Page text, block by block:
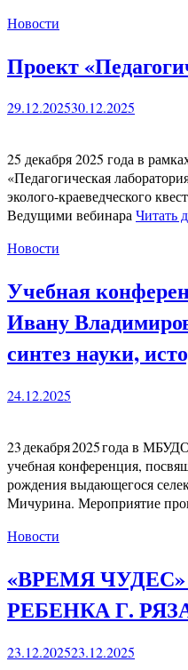
Новости
Проект
29.12.202530.12.2025
25 декабря 2025 года в
«Педагогическая
эколого-краеведческого
Ведущими вебинараЧитать
Новости
Учебная
Ивану
синтез науки,
24.12.2025
23 декабря 2025 года в
учебная конференция,
рождения выдающегося
Мичурина. Мероприятие
Новости
«ВРЕМЯ
РЕБЕНКА Г.
23.12.202523.12.2025